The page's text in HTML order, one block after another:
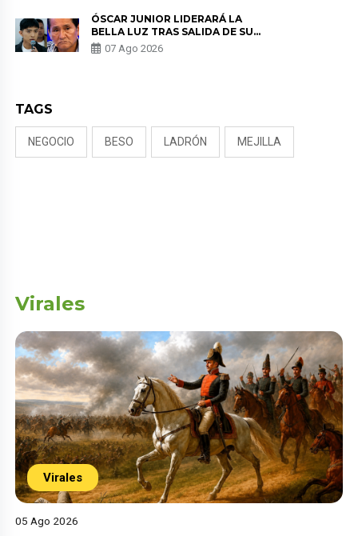
ÓSCAR JUNIOR LIDERARÁ LA
BELLA LUZ TRAS SALIDA DE SU
PADRE POR POLÉMICA CON
NALDY SALDAÑA
07 Ago 2026
TAGS
NEGOCIO BESO LADRÓN MEJILLA
Virales
Virales
05 Ago 2026